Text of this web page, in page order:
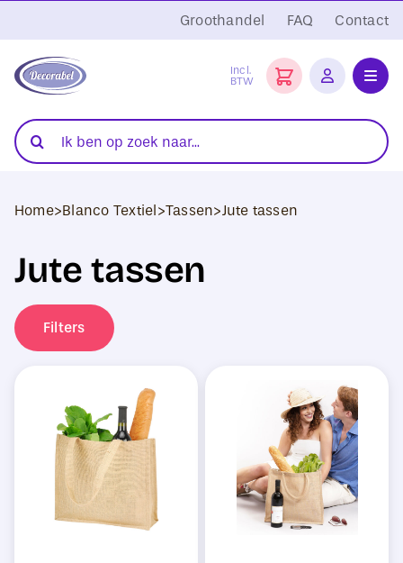
naar
inhoud
Groothandel FAQ Contact
Incl.
BTW
Folies
Transferpersen
Sublimatie
Blanco Textiel
Hobby Artikelen
Zoeken
naar:
Home>Blanco Textiel>Tassen>Jute tassen
Jute tassen
Filters